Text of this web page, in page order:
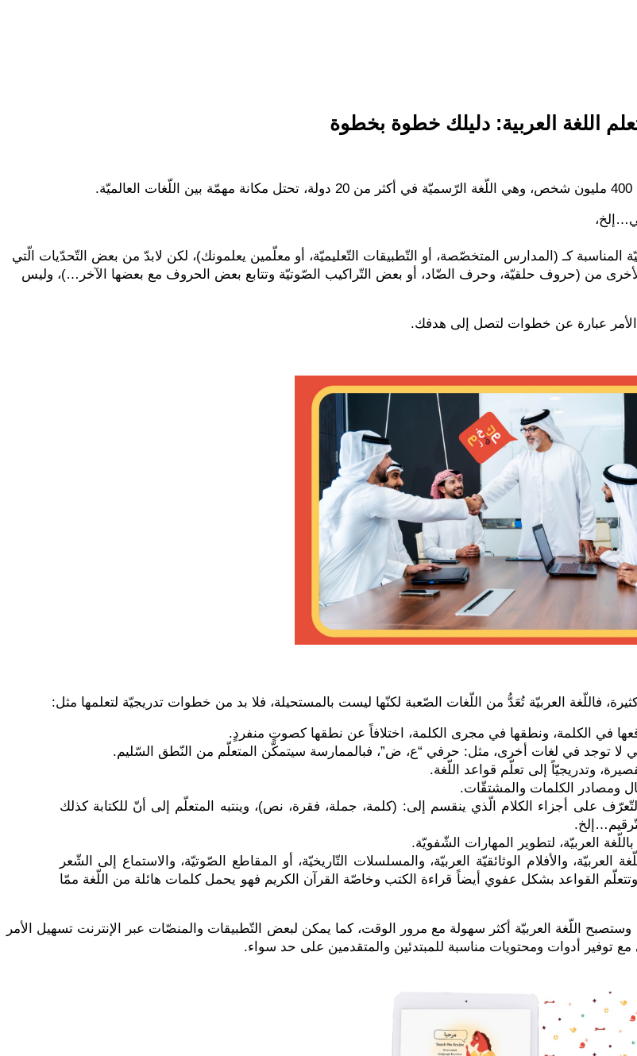
اللغة العربية: دليلك خطوة بخطوة
المناسبة كـ (المدارس المتخصّصة، أو التّطبيقات التّعليميّة، أو معلّمين يعلمونك)، لكن لابدّ من بعض التّحدّيات الّتي
من (حروف حلقيّة، وحرف الضّاد، أو بعض التّراكيب الصّوتيّة وتتابع بعض الحروف مع بعضها الآخر…)، وليس
عبارة عن خطوات لتصل إلى هدفك.
فاللّغة العربيّة تُعَدُّ من اللّغات الصّعبة لكنّها ليست بالمستحيلة، فلا بد من خطوات تدريجيّة لتعلمها مثل:
في الكلمة، ونطقها في مجرى الكلمة، اختلافاً عن نطقها كصوتٍ منفردٍ.
لا توجد في لغات أخرى، مثل: حرفي “ع، ض”، فبالممارسة سيتمكّن المتعلّم من النّطق السّليم.
وتدريجيّاً إلى تعلّم قواعد اللّغة.
ومصادر الكلمات والمشتقّات.
على أجزاء الكلام الّذي ينقسم إلى: (كلمة، جملة، فقرة، نص)، وينتبه المتعلّم إلى أنّ للكتابة كذلك
العربيّة، لتطوير المهارات الشّفويّة.
والأفلام الوثائقيّة العربيّة، والمسلسلات التّاريخيّة، أو المقاطع الصّوتيّة، والاستماع إلى الشّعر
القواعد بشكل عفوي أيضاً قراءة الكتب وخاصّة القرآن الكريم فهو يحمل كلمات هائلة من اللّغة ممّا
اللّغة العربيّة أكثر سهولة مع مرور الوقت، كما يمكن لبعض التّطبيقات والمنصّات عبر الإنترنت تسهيل الأمر
توفير أدوات ومحتويات مناسبة للمبتدئين والمتقدمين على حد سواء.